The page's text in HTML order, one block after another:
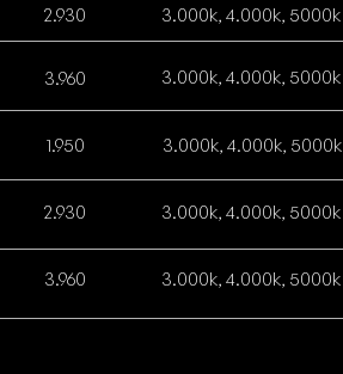
2.930 3.000k, 4.000k, 5000k
3.960 3.000k, 4.000k, 5000k
1.950 3.000k, 4.000k, 5000k
2.930 3.000k, 4.000k, 5000k
3.960 3.000k, 4.000k, 5000k